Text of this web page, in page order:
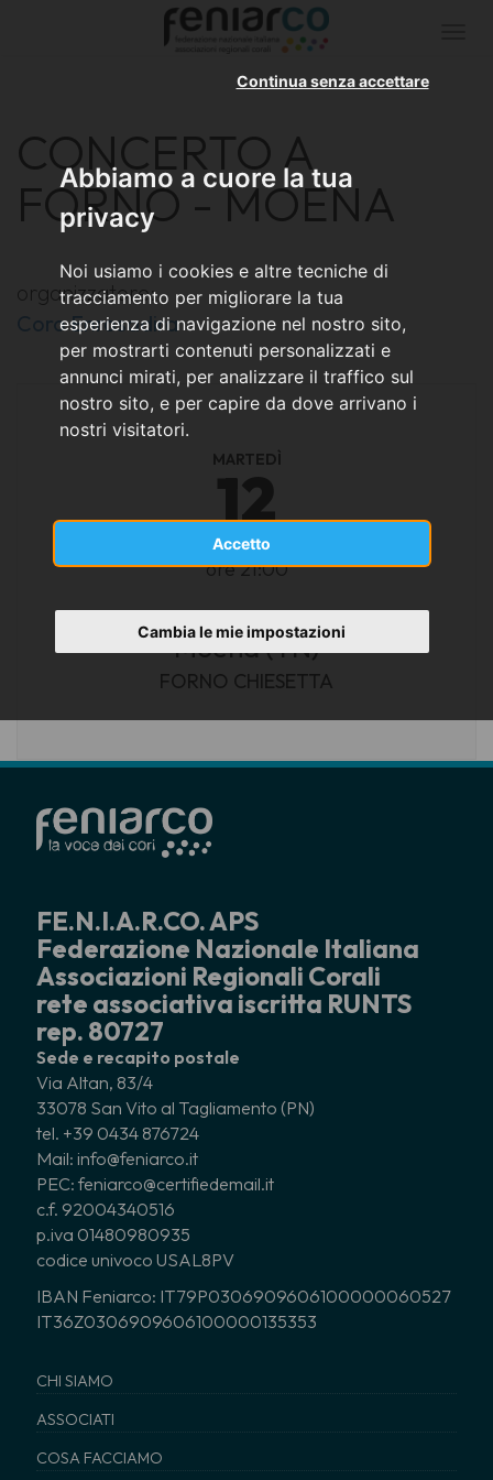
Abbiamo a cuore la tua
privacy
Noi usiamo i cookies e altre tecniche di
tracciamento per migliorare la tua
esperienza di navigazione nel nostro sito,
per mostrarti contenuti personalizzati e
annunci mirati, per analizzare il traffico sul
nostro sito, e per capire da dove arrivano i
nostri visitatori.
Accetto
Continua senza accettare
Cambia le mie impostazioni
CONCERTO A
FORNO - MOENA
organizzatore:
Coro Enrosadira
MARTEDÌ
12
AGOSTO 2025
ore 21:00
Moena (TN)
FORNO CHIESETTA
FE.N.I.A.R.CO. APS
Federazione Nazionale Italiana
Associazioni Regionali Corali
rete associativa iscritta RUNTS
rep. 80727
Sede e recapito postale
Via Altan, 83/4
33078 San Vito al Tagliamento (PN)
tel. +39 0434 876724
Mail: info@feniarco.it
PEC: feniarco@certifiedemail.it
c.f. 92004340516
p.iva 01480980935
codice univoco USAL8PV
IBAN Feniarco: IT79P0306909606100000060527
IT36Z0306909606100000135353
CHI SIAMO
ASSOCIATI
COSA FACCIAMO